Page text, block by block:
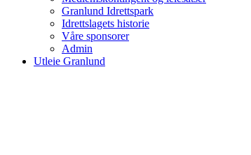
Granlund Idrettspark
Idrettslagets historie
Våre sponsorer
Admin
Utleie Granlund